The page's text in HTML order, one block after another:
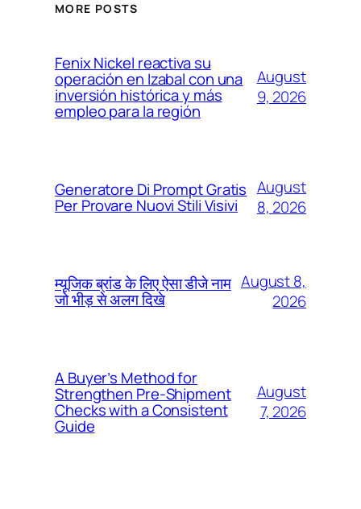
MORE POSTS
Fenix Nickel reactiva su
operación en Izabal con una
inversión histórica y más
empleo para la región
August
9, 2026
Generatore Di Prompt Gratis
Per Provare Nuovi Stili Visivi
August
8, 2026
म्यूजिक ब्रांड के लिए ऐसा डीजे नाम
जो भीड़ से अलग दिखे
August 8,
2026
A Buyer’s Method for
Strengthen Pre-Shipment
Checks with a Consistent
Guide
August
7, 2026